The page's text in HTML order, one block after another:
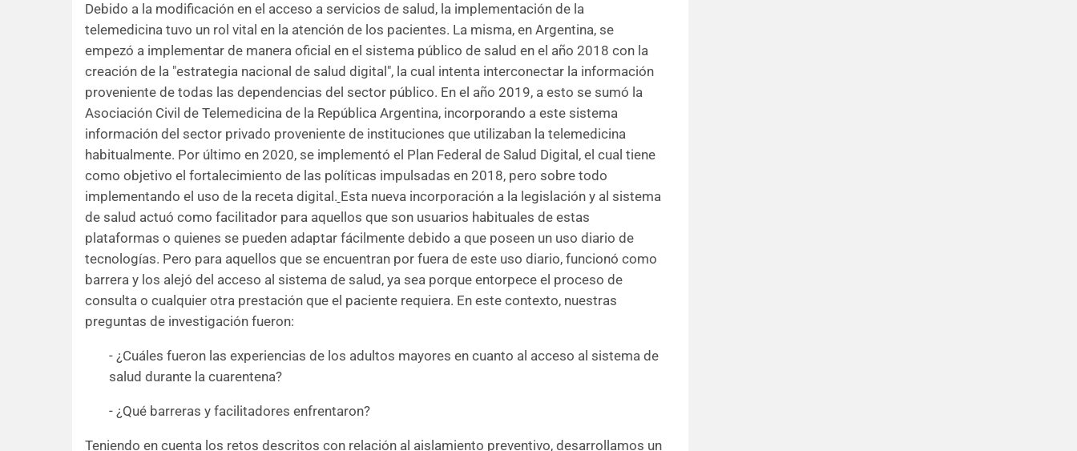
Debido a la modificación en el acceso a servicios de salud, la implementación de la
telemedicina tuvo un rol vital en la atención de los pacientes. La misma, en Argentina, se
empezó a implementar de manera oficial en el sistema público de salud en el año 2018 con la
creación de la "estrategia nacional de salud digital", la cual intenta interconectar la información
proveniente de todas las dependencias del sector público. En el año 2019, a esto se sumó la
Asociación Civil de Telemedicina de la República Argentina, incorporando a este sistema
información del sector privado proveniente de instituciones que utilizaban la telemedicina
habitualmente. Por último en 2020, se implementó el Plan Federal de Salud Digital, el cual tiene
como objetivo el fortalecimiento de las políticas impulsadas en 2018, pero sobre todo
implementando el uso de la receta digital. Esta nueva incorporación a la legislación y al sistema
de salud actuó como facilitador para aquellos que son usuarios habituales de estas
plataformas o quienes se pueden adaptar fácilmente debido a que poseen un uso diario de
tecnologías. Pero para aquellos que se encuentran por fuera de este uso diario, funcionó como
barrera y los alejó del acceso al sistema de salud, ya sea porque entorpece el proceso de
consulta o cualquier otra prestación que el paciente requiera. En este contexto, nuestras
preguntas de investigación fueron:
- ¿Cuáles fueron las experiencias de los adultos mayores en cuanto al acceso al sistema de
salud durante la cuarentena?
- ¿Qué barreras y facilitadores enfrentaron?
Teniendo en cuenta los retos descritos con relación al aislamiento preventivo, desarrollamos un